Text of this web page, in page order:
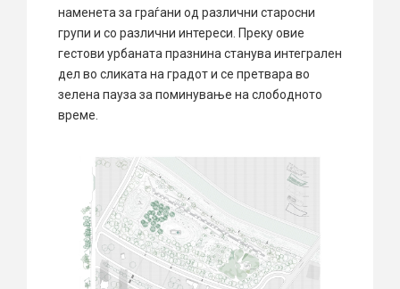
наменета за граѓани од различни старосни
групи и со различни интереси. Преку овие
гестови урбаната празнина станува интегрален
дел во сликата на градот и се претвара во
зелена пауза за поминување на слободното
време.